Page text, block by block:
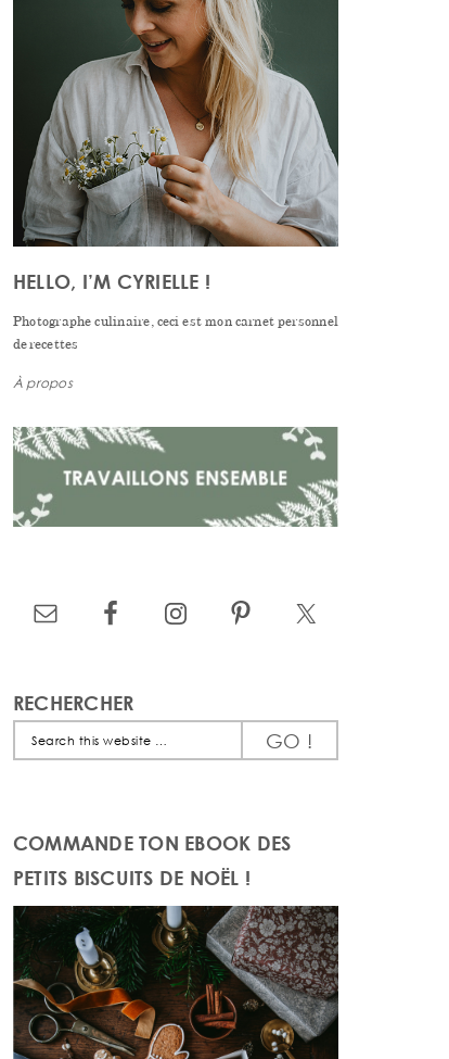
HELLO, I’M CYRIELLE !
Photographe culinaire, ceci est mon carnet personnel
de recettes
À propos
RECHERCHER
COMMANDE TON EBOOK DES
PETITS BISCUITS DE NOËL !